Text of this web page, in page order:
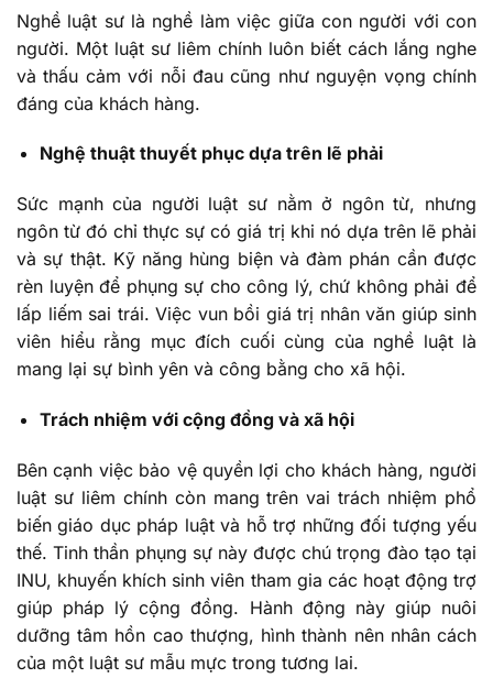
Nghề luật sư là nghề làm việc giữa con người với con
người. Một luật sư liêm chính luôn biết cách lắng nghe
và thấu cảm với nỗi đau cũng như nguyện vọng chính
đáng của khách hàng.
Nghệ thuật thuyết phục dựa trên lẽ phải
Sức mạnh của người luật sư nằm ở ngôn từ, nhưng
ngôn từ đó chỉ thực sự có giá trị khi nó dựa trên lẽ phải
và sự thật. Kỹ năng hùng biện và đàm phán cần được
rèn luyện để phụng sự cho công lý, chứ không phải để
lấp liếm sai trái. Việc vun bồi giá trị nhân văn giúp sinh
viên hiểu rằng mục đích cuối cùng của nghề luật là
mang lại sự bình yên và công bằng cho xã hội.
Trách nhiệm với cộng đồng và xã hội
Bên cạnh việc bảo vệ quyền lợi cho khách hàng, người
luật sư liêm chính còn mang trên vai trách nhiệm phổ
biến giáo dục pháp luật và hỗ trợ những đối tượng yếu
thế. Tinh thần phụng sự này được chú trọng đào tạo tại
INU, khuyến khích sinh viên tham gia các hoạt động trợ
giúp pháp lý cộng đồng. Hành động này giúp nuôi
dưỡng tâm hồn cao thượng, hình thành nên nhân cách
của một luật sư mẫu mực trong tương lai.